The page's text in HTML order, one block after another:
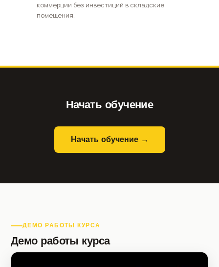
коммерции без инвестиций в складские
помещения.
Начать обучение
Начать обучение →
ДЕМО РАБОТЫ КУРСА
Демо работы курса